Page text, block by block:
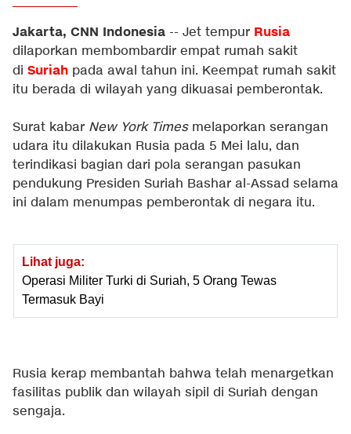
Jakarta, CNN Indonesia -- Jet tempur Rusia
dilaporkan membombardir empat rumah sakit
di Suriah pada awal tahun ini. Keempat rumah sakit
itu berada di wilayah yang dikuasai pemberontak.
Surat kabar New York Timesmelaporkan serangan
udara itu dilakukan Rusia pada 5 Mei lalu, dan
terindikasi bagian dari pola serangan pasukan
pendukung Presiden Suriah Bashar al-Assad selama
ini dalam menumpas pemberontak di negara itu.
Lihat juga:
Operasi Militer Turki di Suriah, 5 Orang Tewas
Termasuk Bayi
Rusia kerap membantah bahwa telah menargetkan
fasilitas publik dan wilayah sipil di Suriah dengan
sengaja.